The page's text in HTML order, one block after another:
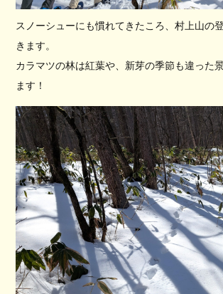
スノーシューにも慣れてきたころ、村上山の
きます。
カラマツの林は紅葉や、新芽の季節も違った
ます！